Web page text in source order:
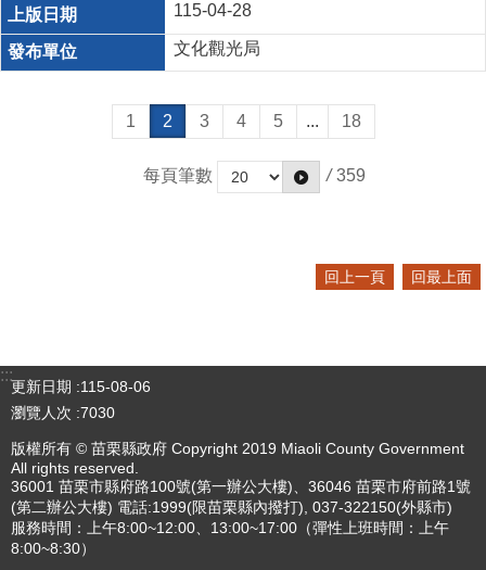
115-04-28
文化觀光局
1 2 3 4 5 ... 18
每頁筆數 / 359
回上一頁 回最上面
:::
更新日期
115-08-06
瀏覽人次 7030
版權所有 © 苗栗縣政府 Copyright 2019 Miaoli County Government
All rights reserved.
36001 苗栗市縣府路100號(第一辦公大樓)、36046 苗栗市府前路1號
(第二辦公大樓) 電話:1999(限苗栗縣內撥打), 037-322150(外縣市)
服務時間：上午8:00~12:00、13:00~17:00（彈性上班時間：上午
8:00~8:30）